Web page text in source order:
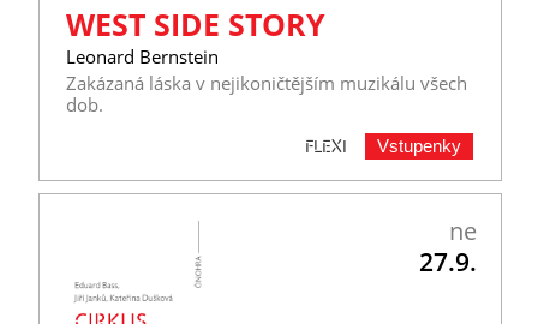
WEST SIDE STORY
Leonard Bernstein
Zakázaná láska v nejikoničtějším muzikálu všech
dob.
Vstupenky
FLEXI
ne
27.9.